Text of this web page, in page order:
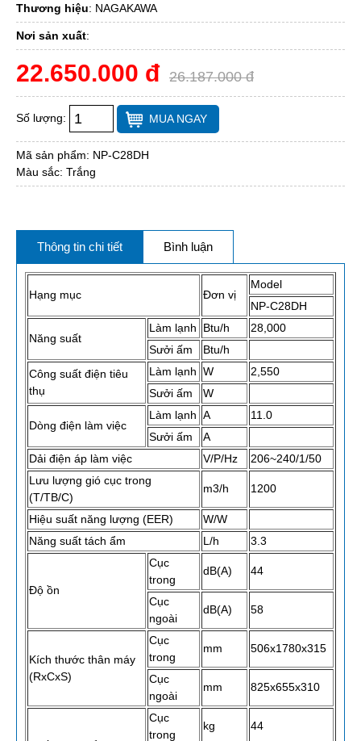
Thương hiệu: NAGAKAWA
Nơi sản xuất:
22.650.000 đ 26.187.000 đ
Số lượng: MUA NGAY
Mã sản phẩm: NP-C28DH
Màu sắc: Trắng
Thông tin chi tiết Bình luận
Hạng mục Đơn vị
Model
NP-C28DH
Năng suất
Làm lạnh Btu/h
28,000
Sưởi ấm
Btu/h
Công suất điện tiêu
thụ
Làm lạnh W
2,550
Sưởi ấm
W
Dòng điện làm việc
Làm lạnh A
11.0
Sưởi ấm
A
Dải điện áp làm việc
V/P/Hz
206~240/1/50
Lưu lượng gió cục trong
(T/TB/C)
m3/h 1200
Hiệu suất năng lượng (EER)
W/W
Năng suất tách ẩm
L/h 3.3
Độ ồn
Cục
trong
dB(A) 44
Cục
ngoài
dB(A) 58
Kích thước thân máy
(RxCxS)
Cục
trong
mm 506x1780x315
Cục
ngoài
mm 825x655x310
Cục
trong
kg 44